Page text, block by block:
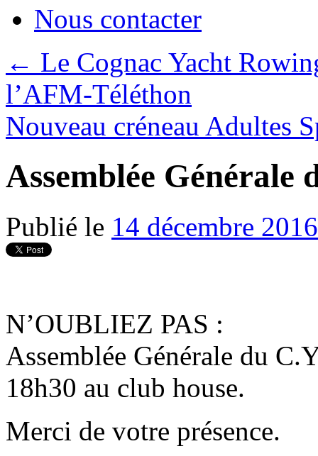
Nous contacter
← Le Cognac Yacht
l’AFM-Téléthon
Nouveau créneau Adultes
Assemblée Générale
Publié le 14 décembre 2016
N’OUBLIEZ PAS :
Assemblée Générale du
18h30 au club house.
Merci de votre présence.